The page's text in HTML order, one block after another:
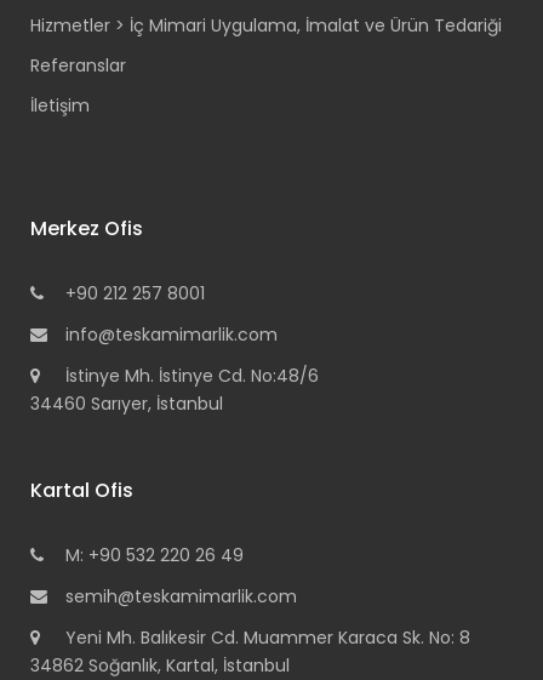
Hizmetler > İç Mimari Uygulama, İmalat ve Ürün Tedariği
Referanslar
İletişim
Merkez Ofis
+90 212 257 8001
info@teskamimarlik.com
İstinye Mh. İstinye Cd. No:48/6
34460 Sarıyer, İstanbul
Kartal Ofis
M: +90 532 220 26 49
semih@teskamimarlik.com
Yeni Mh. Balıkesir Cd. Muammer Karaca Sk. No: 8
34862 Soğanlık, Kartal, İstanbul